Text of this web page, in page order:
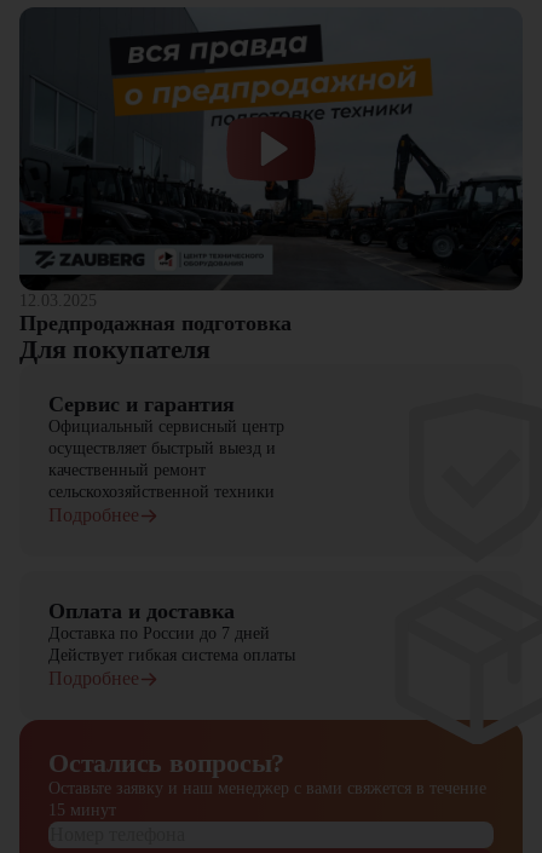
12.03.2025
Предпродажная подготовка
Для покупателя
Сервис и гарантия
Официальный сервисный центр
осуществляет быстрый выезд и
качественный ремонт
сельскохозяйственной техники
Подробнее
Оплата и доставка
Доставка по России до 7 дней
Действует гибкая система оплаты
Подробнее
Остались вопросы?
Оставьте заявку и наш менеджер с вами свяжется в течение
15 минут